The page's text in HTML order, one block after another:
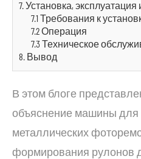
7. Установка,
7.1 Требования к
7.2 Операция
7.3 Техническое
8. Вывод
В этом блоге
объяснение машины для
металлических
формирования рулонов